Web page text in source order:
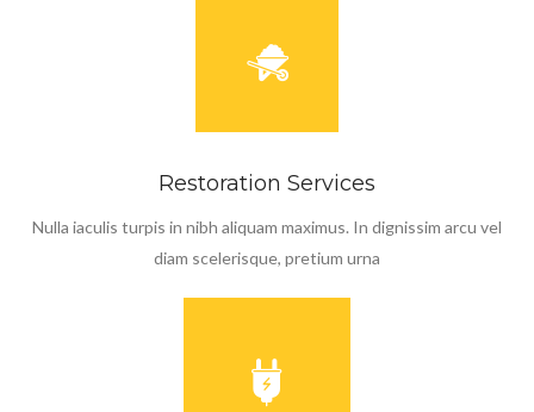
Restoration Services
Nulla iaculis turpis in nibh aliquam maximus. In dignissim arcu vel
diam scelerisque, pretium urna